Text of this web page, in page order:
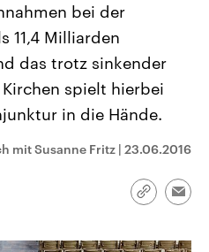
aus
USA
Aktuelle Beiträge,
Hintergründe
Wirtschaftlich und
gehören die Vereinigten
den mächtigsten Ländern
mit großem Einfluss auf
bei der
11,4 Milliarden
das trotz sinkender
spielt hierbei
in die Hände.
mit Susanne Fritz | 23.06.2016
Link